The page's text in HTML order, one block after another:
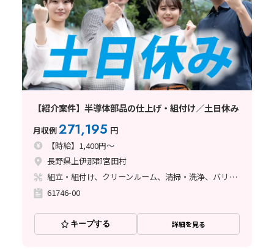
【紹介案件】半導体部品の仕上げ・組付け／土日休み
月収例271,195 円
【時給】1,400円～
長野県上伊那郡宮田村
組立・組付け、クリーンルーム、清掃・洗浄、バリ取り
61746-00
キープする 詳細を見る